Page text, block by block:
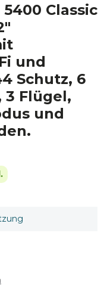
Classic
und
Schutz, 6
3 Flügel,
und